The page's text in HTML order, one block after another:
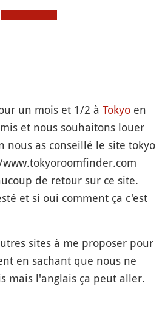
un mois et 1/2 à Tokyo en
et nous souhaitons louer
nous as conseillé le site tokyo
de retour sur ce site.
et si oui comment ça c'est
sites à me proposer pour
en sachant que nous ne
mais l'anglais ça peut aller.